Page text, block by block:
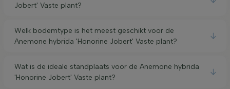
Jobert' Vaste plant?
Welk bodemtype is het meest geschikt voor de
Anemone hybrida 'Honorine Jobert' Vaste plant?
Wat is de ideale standplaats voor de Anemone hybrida
'Honorine Jobert' Vaste plant?